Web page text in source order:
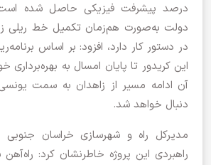
درصد پیشرفت فیزیکی حاصل شده است.
دولت به‌صورت هم‌زمان تکمیل خط ریلی
در دستور کار دارد، افزود: بر اساس
این کریدور تا پایان امسال به
آن ادامه مسیر از زاهدان به سمت
دنبال خواهد شد.
مدیرکل راه و شهرسازی خراسان جنوبی
راهبردی این پروژه خاطرنشان کرد: